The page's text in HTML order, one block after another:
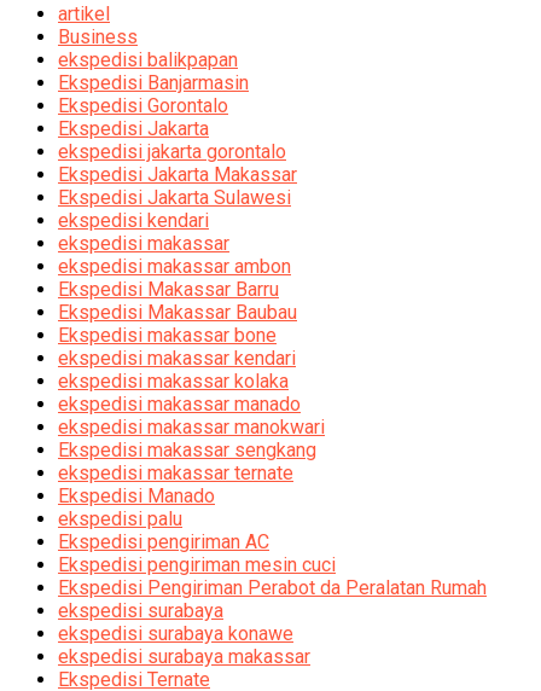
artikel
Business
ekspedisi balikpapan
Ekspedisi Banjarmasin
Ekspedisi Gorontalo
Ekspedisi Jakarta
ekspedisi jakarta gorontalo
Ekspedisi Jakarta Makassar
Ekspedisi Jakarta Sulawesi
ekspedisi kendari
ekspedisi makassar
ekspedisi makassar ambon
Ekspedisi Makassar Barru
Ekspedisi Makassar Baubau
Ekspedisi makassar bone
ekspedisi makassar kendari
ekspedisi makassar kolaka
ekspedisi makassar manado
ekspedisi makassar manokwari
Ekspedisi makassar sengkang
ekspedisi makassar ternate
Ekspedisi Manado
ekspedisi palu
Ekspedisi pengiriman AC
Ekspedisi pengiriman mesin cuci
Ekspedisi Pengiriman Perabot da Peralatan Rumah
ekspedisi surabaya
ekspedisi surabaya konawe
ekspedisi surabaya makassar
Ekspedisi Ternate